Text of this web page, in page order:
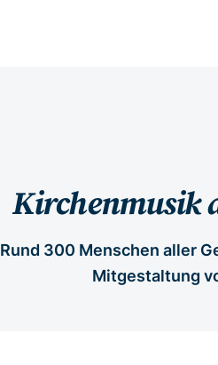
Kirchenmusik
Rund 300 Menschen aller
Mitgestaltung